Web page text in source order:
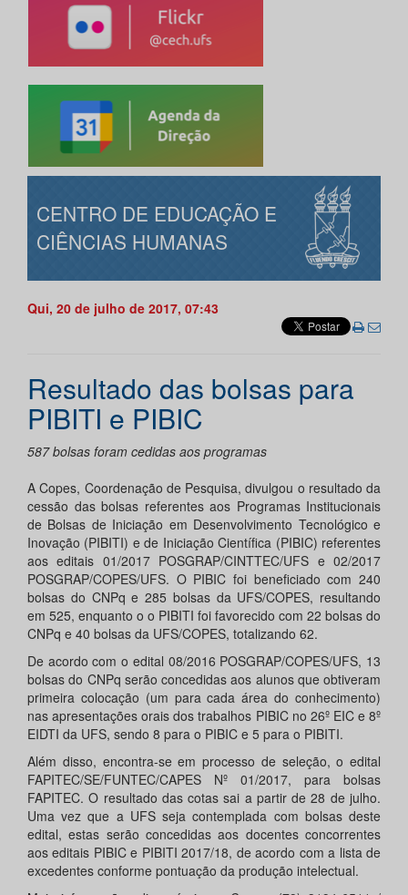
CENTRO DE EDUCAÇÃO E
CIÊNCIAS HUMANAS
Qui, 20 de julho de 2017, 07:43
Resultado das bolsas para
PIBITI e PIBIC
587 bolsas foram cedidas aos programas
A Copes, Coordenação de Pesquisa, divulgou o resultado da
cessão das bolsas referentes aos Programas Institucionais
de Bolsas de Iniciação em Desenvolvimento Tecnológico e
Inovação (PIBITI) e de Iniciação Científica (PIBIC) referentes
aos editais 01/2017 POSGRAP/CINTTEC/UFS e 02/2017
POSGRAP/COPES/UFS. O PIBIC foi beneficiado com 240
bolsas do CNPq e 285 bolsas da UFS/COPES, resultando
em 525, enquanto o o PIBITI foi favorecido com 22 bolsas do
CNPq e 40 bolsas da UFS/COPES, totalizando 62.
De acordo com o edital 08/2016 POSGRAP/COPES/UFS, 13
bolsas do CNPq serão concedidas aos alunos que obtiveram
primeira colocação (um para cada área do conhecimento)
nas apresentações orais dos trabalhos PIBIC no 26º EIC e 8º
EIDTI da UFS, sendo 8 para o PIBIC e 5 para o PIBITI.
Além disso, encontra-se em processo de seleção, o edital
FAPITEC/SE/FUNTEC/CAPES Nº 01/2017, para bolsas
FAPITEC. O resultado das cotas sai a partir de 28 de julho.
Uma vez que a UFS seja contemplada com bolsas deste
edital, estas serão concedidas aos docentes concorrentes
aos editais PIBIC e PIBITI 2017/18, de acordo com a lista de
excedentes conforme pontuação da produção intelectual.